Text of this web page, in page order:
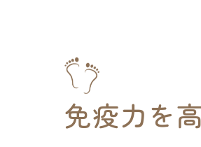
免疫力を